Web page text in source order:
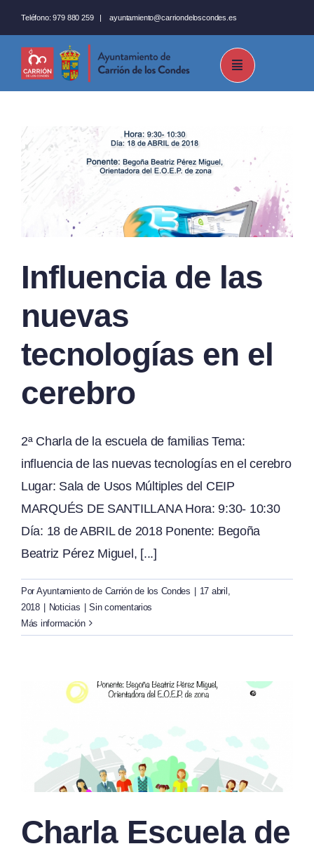
al
contenido
Teléfono: 979 880 259 |ayuntamiento@carriondeloscondes.es
Influencia de las
nuevas
tecnologías en el
cerebro
2ª Charla de la escuela de familias Tema:
influencia de las nuevas tecnologías en el cerebro
Lugar: Sala de Usos Múltiples del CEIP
MARQUÉS DE SANTILLANA Hora: 9:30- 10:30
Día: 18 de ABRIL de 2018 Ponente: Begoña
Beatriz Pérez Miguel, [...]
Por Ayuntamiento de Carrión de los Condes
17 abril,
2018
Noticias
Sin comentarios
Más información
Charla Escuela de